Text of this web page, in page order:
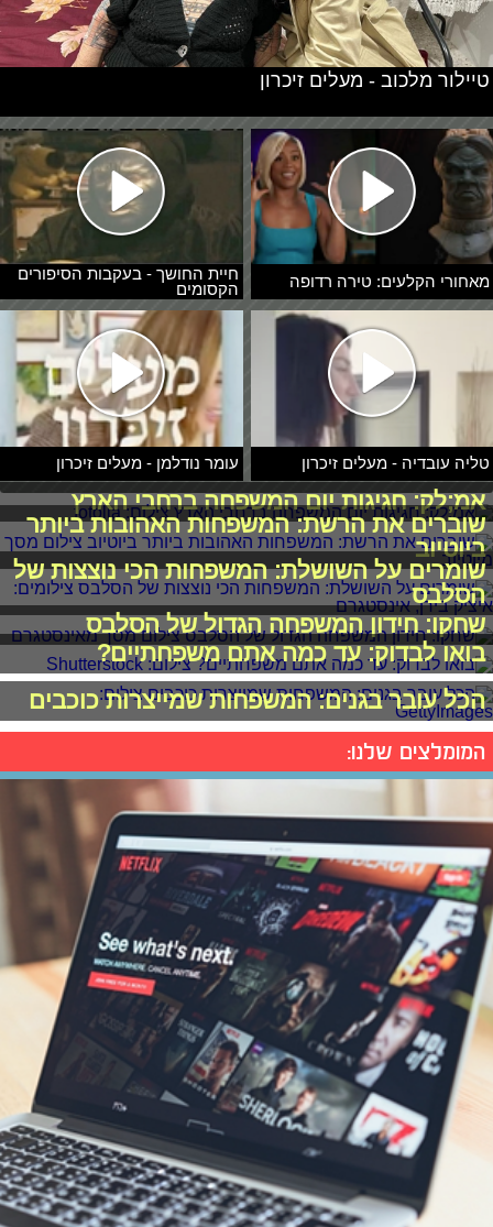
מאחורי הקלעים: טירה רדופה
חיית החושך - בעקבות הסיפורים
הקסומים
טליה עובדיה - מעלים זיכרון עומר נודלמן - מעלים זיכרון
טיילור מלכוב - מעלים זיכרון
אמ;לק: חגיגות יום המשפחה ברחבי הארץ
שוברים את הרשת: המשפחות האהובות ביותר
ביוטיוב
שומרים על השושלת: המשפחות הכי נוצצות של
הסלבס
שחקו: חידון המשפחה הגדול של הסלבס
בואו לבדוק: עד כמה אתם משפחתיים?
הכל עובר בגנים: המשפחות שמייצרות כוכבים
המומלצים שלנו: